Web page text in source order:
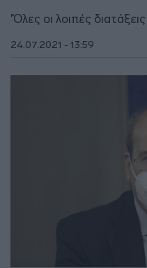
'Όλες οι λοιπές διατάξεις
24.07.2021 - 13:59